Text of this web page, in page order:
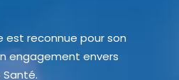
est reconnue pour son
engagement envers
Santé.